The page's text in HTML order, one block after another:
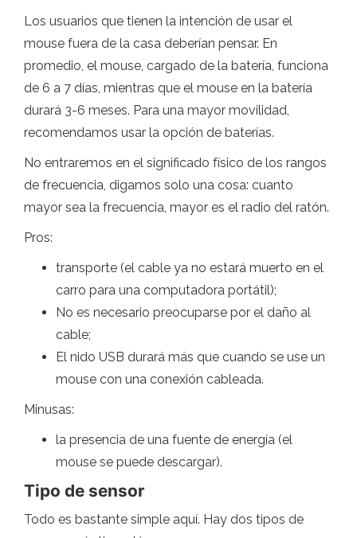
Los usuarios que tienen la intención de usar el
mouse fuera de la casa deberían pensar. En
promedio, el mouse, cargado de la batería, funciona
de 6 a 7 días, mientras que el mouse en la batería
durará 3-6 meses. Para una mayor movilidad,
recomendamos usar la opción de baterías.
No entraremos en el significado físico de los rangos
de frecuencia, digamos solo una cosa: cuanto
mayor sea la frecuencia, mayor es el radio del ratón.
Pros:
transporte (el cable ya no estará muerto en el
carro para una computadora portátil);
No es necesario preocuparse por el daño al
cable;
El nido USB durará más que cuando se use un
mouse con una conexión cableada.
Minusas:
la presencia de una fuente de energía (el
mouse se puede descargar).
Tipo de sensor
Todo es bastante simple aquí. Hay dos tipos de